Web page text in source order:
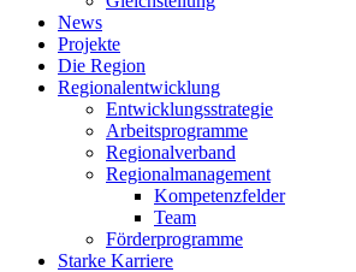
News
Projekte
Die Region
Regionalentwicklung
Entwicklungsstrategie
Arbeitsprogramme
Regionalverband
Regionalmanagement
Kompetenzfelder
Team
Förderprogramme
Starke Karriere